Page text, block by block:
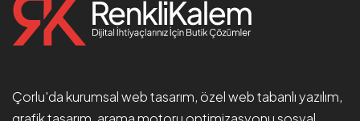
Çorlu'dakurumsal web tasarım, özel web tabanlı yazılım,